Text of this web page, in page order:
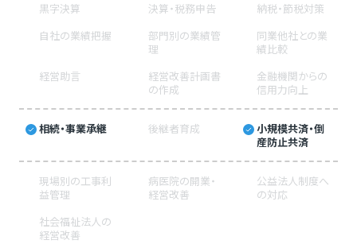
黒字決算 決算・税務申告
納税・節税対策
自社の業績把握
部門別の業績管
理
同業他社との業
績比較
経営助言
経営改善計画書
の作成
金融機関からの
信用力向上
相続・事業承継 後継者育成
小規模共済・倒
産防止共済
現場別の工事利
益管理
病医院の開業・
経営改善
公益法人制度へ
の対応
社会福祉法人の
経営改善